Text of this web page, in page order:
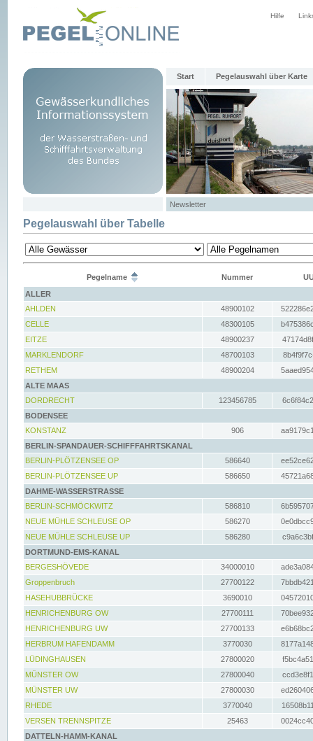
Hilfe
Start Pegelauswahl über Karte
Newsletter
Pegelauswahl über Tabelle
Pegelname Nummer
ALLER
AHLDEN
48900102
CELLE
48300105
EITZE
48900237
MARKLENDORF
48700103
RETHEM
48900204
ALTE MAAS
DORDRECHT
123456785
BODENSEE
KONSTANZ
906
BERLIN-SPANDAUER-SCHIFFFAHRTSKANAL
BERLIN-PLÖTZENSEE OP
586640
BERLIN-PLÖTZENSEE UP
586650
DAHME-WASSERSTRASSE
BERLIN-SCHMÖCKWITZ
586810
NEUE MÜHLE SCHLEUSE OP
586270
NEUE MÜHLE SCHLEUSE UP
586280
DORTMUND-EMS-KANAL
BERGESHÖVEDE
34000010
Groppenbruch
27700122
HASEHUBBRÜCKE
3690010
HENRICHENBURG OW
27700111
HENRICHENBURG UW
27700133
HERBRUM HAFENDAMM
3770030
LÜDINGHAUSEN
27800020
MÜNSTER OW
27800040
MÜNSTER UW
27800030
RHEDE
3770040
VERSEN TRENNSPITZE
25463
DATTELN-HAMM-KANAL